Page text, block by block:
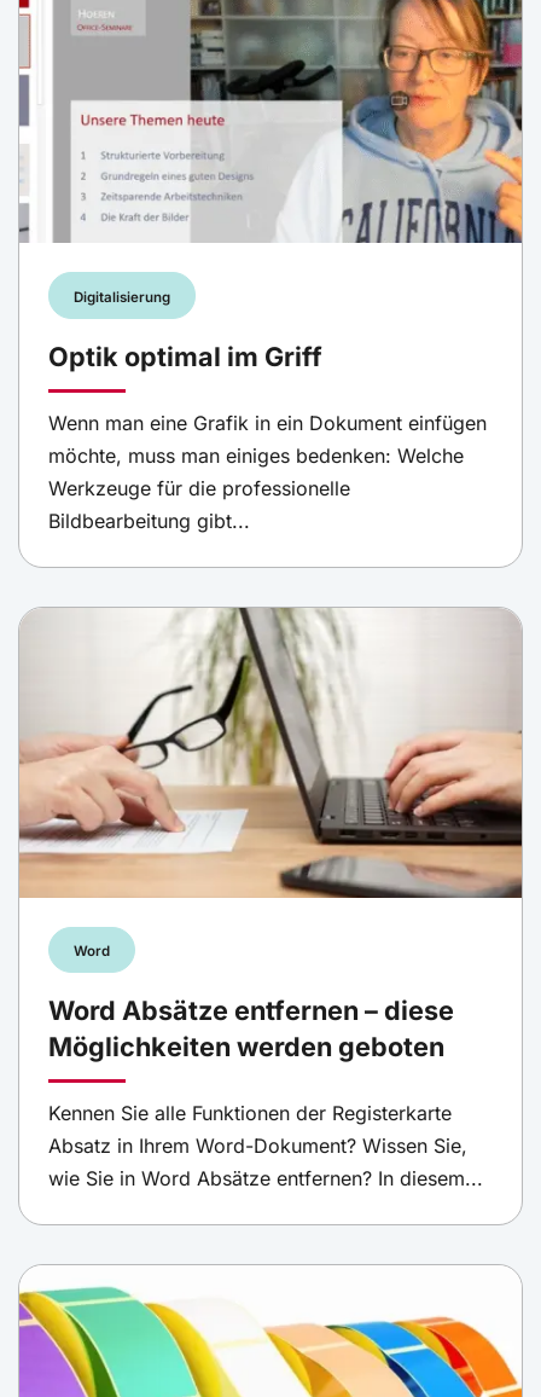
Digitalisierung
Optik optimal im Griff
Wenn man eine Grafik in ein Dokument einfügen
möchte, muss man einiges bedenken: Welche
Werkzeuge für die professionelle
Bildbearbeitung gibt...
Word
Word Absätze entfernen – diese
Möglichkeiten werden geboten
Kennen Sie alle Funktionen der Registerkarte
Absatz in Ihrem Word-Dokument? Wissen Sie,
wie Sie in Word Absätze entfernen? In diesem...